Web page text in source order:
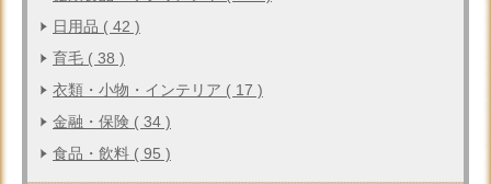
日用品 ( 42 )
育毛 ( 38 )
衣類・小物・インテリア ( 17 )
金融・保険 ( 34 )
食品・飲料 ( 95 )